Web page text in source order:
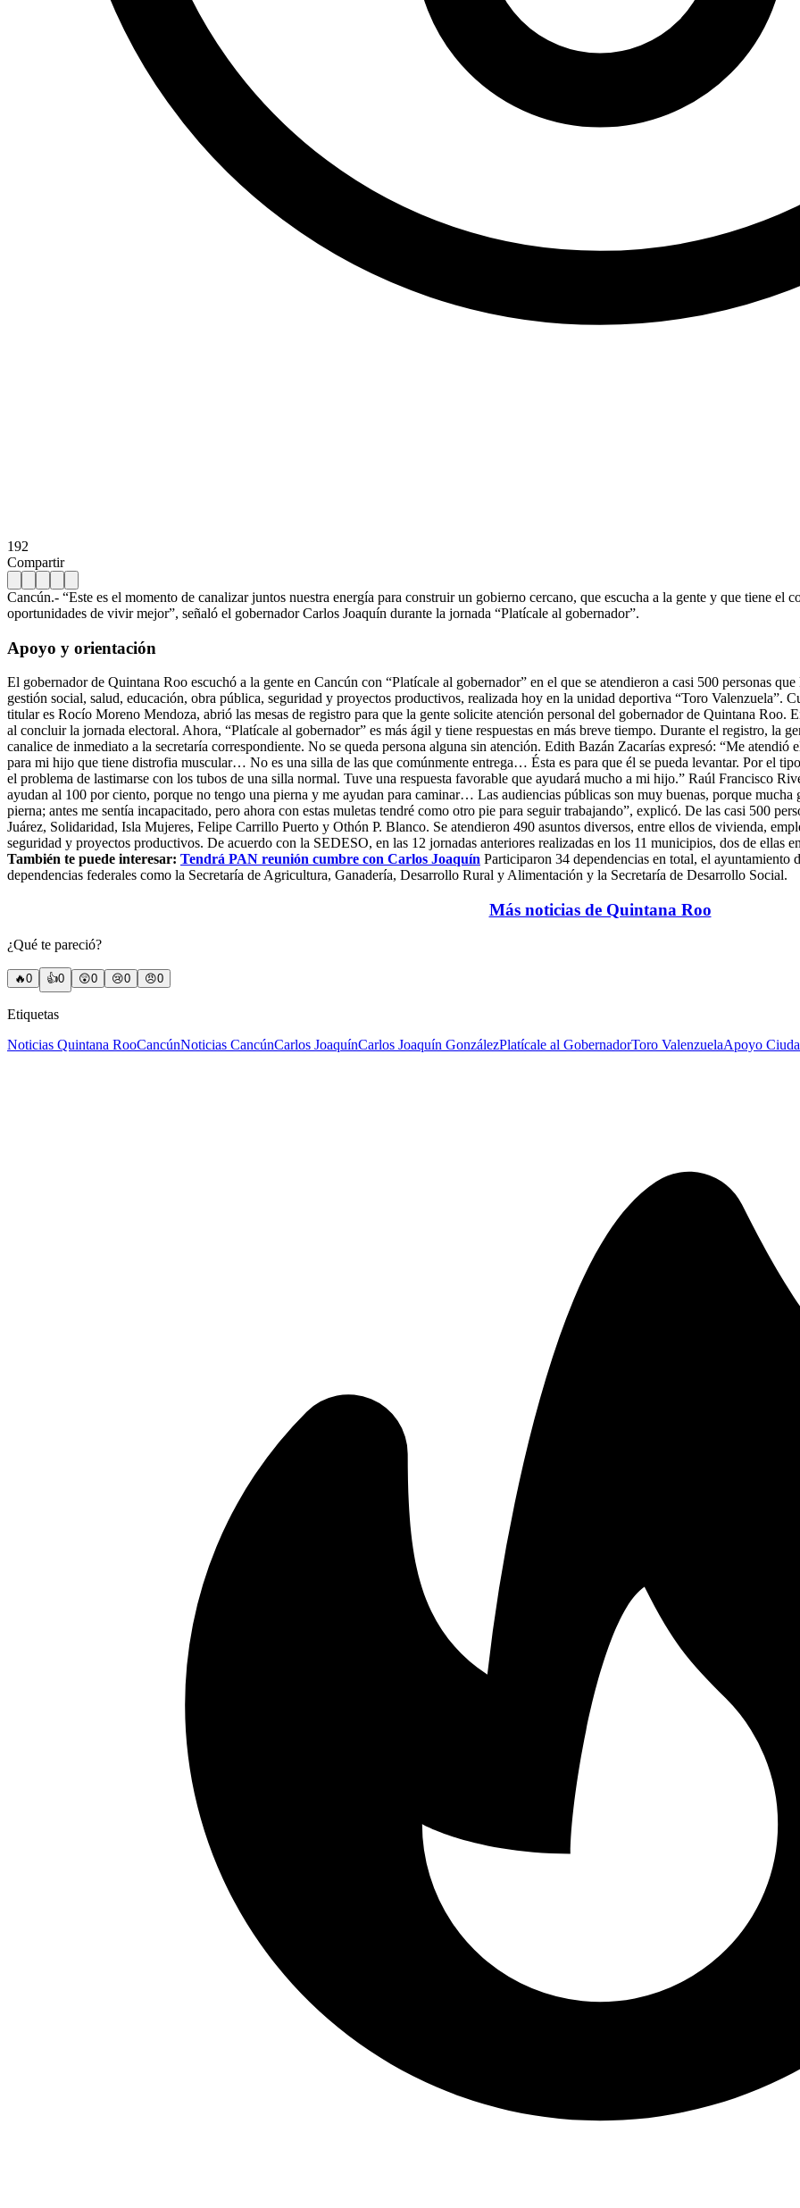
192
Compartir
Cancún.- “Este es el momento de canalizar juntos nuestra energía para construir un gobierno cercano, que escucha a la gente y que tiene el
oportunidades de vivir mejor”, señaló el gobernador Carlos Joaquín durante la jornada “Platícale al gobernador”.
Apoyo y orientación
El gobernador de Quintana Roo escuchó a la gente en Cancún con “Platícale al gobernador” en el que se atendieron a casi 500 personas
gestión social, salud, educación, obra pública, seguridad y proyectos productivos, realizada hoy en la unidad deportiva “Toro Valenzuela”.
titular es Rocío Moreno Mendoza, abrió las mesas de registro para que la gente solicite atención personal del gobernador de Quintana Roo.
al concluir la jornada electoral. Ahora, “Platícale al gobernador” es más ágil y tiene respuestas en más breve tiempo. Durante el registro, la
canalice de inmediato a la secretaría correspondiente. No se queda persona alguna sin atención. Edith Bazán Zacarías expresó: “Me
para mi hijo que tiene distrofia muscular… No es una silla de las que comúnmente entrega… Ésta es para que él se pueda levantar. Por el
el problema de lastimarse con los tubos de una silla normal. Tuve una respuesta favorable que ayudará mucho a mi hijo.” Raúl Francisco
ayudan al 100 por ciento, porque no tengo una pierna y me ayudan para caminar… Las audiencias públicas son muy buenas, porque mucha
pierna; antes me sentía incapacitado, pero ahora con estas muletas tendré como otro pie para seguir trabajando”, explicó. De las casi 500
Juárez, Solidaridad, Isla Mujeres, Felipe Carrillo Puerto y Othón P. Blanco. Se atendieron 490 asuntos diversos, entre ellos de vivienda,
seguridad y proyectos productivos. De acuerdo con la SEDESO, en las 12 jornadas anteriores realizadas en los 11 municipios, dos de ellas
También te puede interesar: Tendrá PAN reunión cumbre con Carlos Joaquín Participaron 34 dependencias en total, el
dependencias federales como la Secretaría de Agricultura, Ganadería, Desarrollo Rural y Alimentación y la Secretaría de Desarrollo Social.
Más noticias de Quintana Roo
¿Qué te pareció?
🔥0 👍0 😲0 😢0 😠0
Etiquetas
Noticias Quintana RooCancúnNoticias CancúnCarlos JoaquínCarlos Joaquín GonzálezPlatícale al GobernadorToro ValenzuelaApoyo